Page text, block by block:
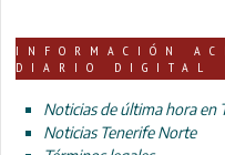
INFORMACIÓN
DIARIO DIGITAL
Noticias de última hora en
Noticias Tenerife Norte